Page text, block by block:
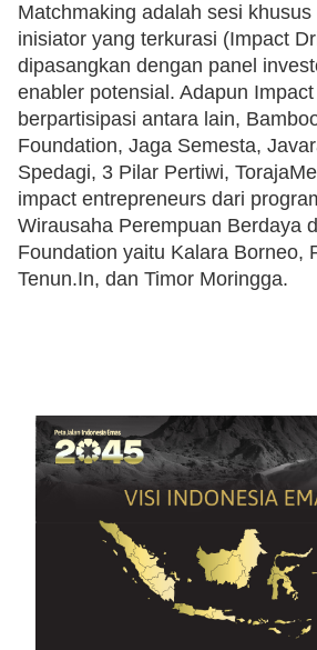
Matchmaking adalah sesi
inisiator yang terkurasi (Impact
dipasangkan dengan panel
enabler potensial. Adapun
berpartisipasi antara lain,
Foundation, Jaga Semesta,
Spedagi, 3 Pilar Pertiwi,
impact entrepreneurs dari
Wirausaha Perempuan Berdaya
Foundation yaitu Kalara Borneo,
Tenun.In, dan Timor Moringga.